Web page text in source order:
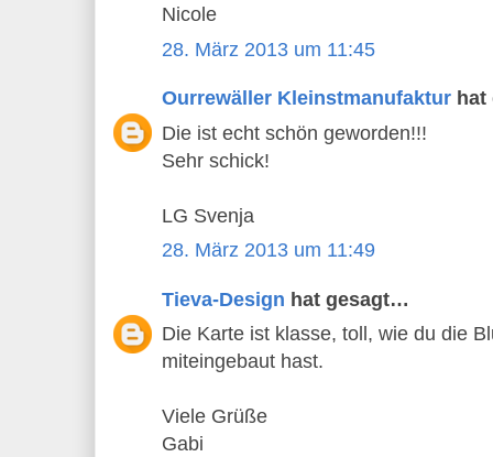
Nicole
28. März 2013 um 11:45
Ourrewäller Kleinstmanufaktur
Die ist echt schön geworden!!!
Sehr schick!
LG Svenja
28. März 2013 um 11:49
Tieva-Design hat gesagt…
Die Karte ist klasse, toll, wie du die
miteingebaut hast.
Viele Grüße
Gabi